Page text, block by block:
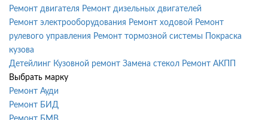
Ремонт двигателя Ремонт дизельных двигателей
Ремонт электрооборудования Ремонт ходовой Ремонт
рулевого управления Ремонт тормозной системы
Покраска
кузова
Детейлинг Кузовной ремонт Замена стекол Ремонт АКПП
Выбрать марку
Ремонт Ауди
Ремонт БИД